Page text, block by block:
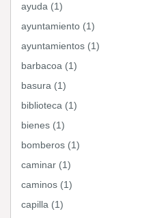
ayuda (1)
ayuntamiento (1)
ayuntamientos (1)
barbacoa (1)
basura (1)
biblioteca (1)
bienes (1)
bomberos (1)
caminar (1)
caminos (1)
capilla (1)